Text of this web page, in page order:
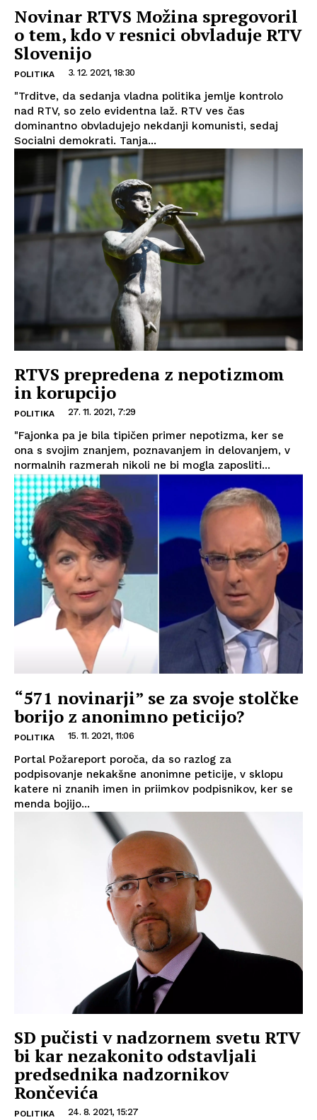
Novinar RTVS Možina spregovoril
o tem, kdo v resnici obvladuje RTV
Slovenijo
POLITIKA 3. 12. 2021, 18:30
"Trditve, da sedanja vladna politika jemlje kontrolo
nad RTV, so zelo evidentna laž. RTV ves čas
dominantno obvladujejo nekdanji komunisti, sedaj
Socialni demokrati. Tanja...
RTVS prepredena z nepotizmom
in korupcijo
POLITIKA 27. 11. 2021, 7:29
"Fajonka pa je bila tipičen primer nepotizma, ker se
ona s svojim znanjem, poznavanjem in delovanjem, v
normalnih razmerah nikoli ne bi mogla zaposliti...
“571 novinarji” se za svoje stolčke
borijo z anonimno peticijo?
POLITIKA 15. 11. 2021, 11:06
Portal Požareport poroča, da so razlog za
podpisovanje nekakšne anonimne peticije, v sklopu
katere ni znanih imen in priimkov podpisnikov, ker se
menda bojijo...
SD pučisti v nadzornem svetu RTV
bi kar nezakonito odstavljali
predsednika nadzornikov
Rončevića
POLITIKA 24. 8. 2021, 15:27